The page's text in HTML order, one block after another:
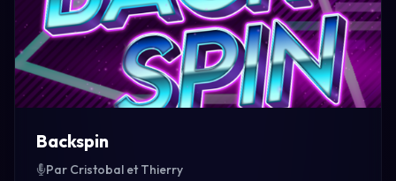
Backspin
Par Cristobal et Thierry